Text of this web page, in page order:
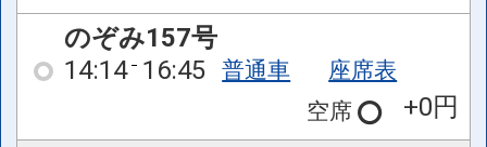
のぞみ157号
14:14 16:45 普通車
座席表
空席
+0円